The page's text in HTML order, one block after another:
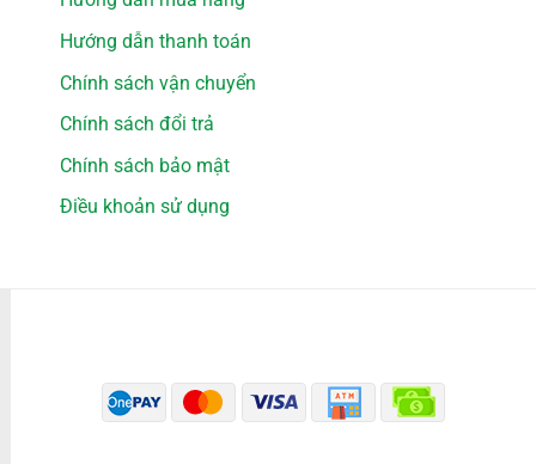
Hướng dẫn thanh toán
Chính sách vận chuyển
Chính sách đổi trả
Chính sách bảo mật
Điều khoản sử dụng